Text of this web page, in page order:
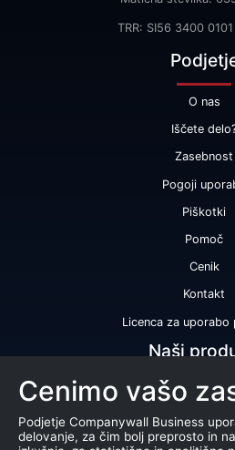
TRR: SI56 3400
O nas
Iščete
Zasebnost
Pogoji
Piškotki
Pomoč
Cenik
Kontakt
Licenca za
Naši
Bonitetna
Bonitetno
Certifikat bonitetne
Cenimo vašo
Podjetje Companywall Business
delovanje, za čim bolj preprosto in